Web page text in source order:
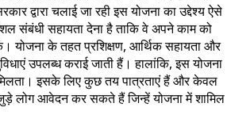
द्वारा चलाई जा रही इस योजना का उद्देश्य ऐसे
संबंधी सहायता देना है ताकि वे अपने काम को
योजना के तहत प्रशिक्षण, आर्थिक सहायता और
उपलब्ध कराई जाती हैं। हालांकि, इस योजना
इसके लिए कुछ तय पात्रताएं हैं और केवल
जुड़े लोग आवेदन कर सकते हैं जिन्हें योजना में शामिल